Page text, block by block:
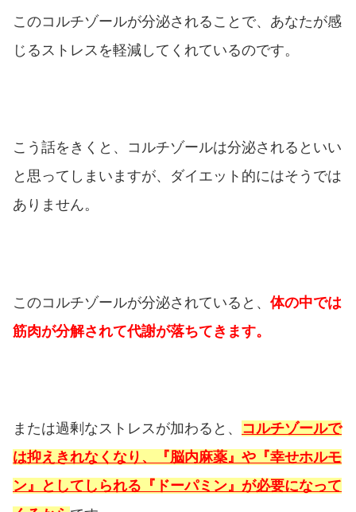
このコルチゾールが分泌されることで、あなたが感
じるストレスを軽減してくれているのです。
こう話をきくと、コルチゾールは分泌されるといい
と思ってしまいますが、ダイエット的にはそうでは
ありません。
このコルチゾールが分泌されていると、 体の中では
筋肉が分解されて代謝が落ちてきます。
または過剰なストレスが加わると、 コルチゾールで
は抑えきれなくなり、『脳内麻薬』や『幸せホルモ
ン』としてしられる『ドーパミン』が必要になって